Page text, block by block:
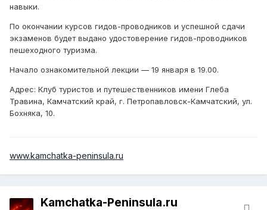
навыки.
По окончании курсов гидов-проводников и успешной сдачи
экзаменов будет выдано удостоверение гидов-проводников
пешеходного туризма.
Начало ознакомительной лекции — 19 января в 19.00.
Адрес: Клуб туристов и путешественников имени Глеба
Травина, Камчатский край, г. Петропавловск-Камчатский, ул.
Бохняка, 10.
www.kamchatka-peninsula.ru
Kamchatka-Peninsula.ru